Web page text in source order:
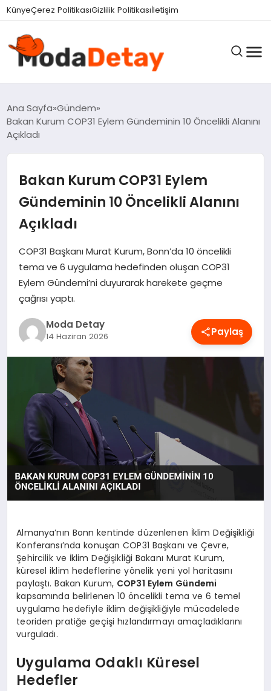
KünyeÇerez PolitikasıGizlilik Politikasıİletişim
GÜNDEM
DÜNYA
EĞITIM
MAGAZIN
SAĞLIK
TEKNOLOJI
YAŞAM
Ana Sayfa Gündem
Bakan Kurum COP31 Eylem Gündeminin 10 Öncelikli Alanını
Açıkladı
Bakan Kurum COP31 Eylem
Gündeminin 10 Öncelikli Alanını
Açıkladı
COP31 Başkanı Murat Kurum, Bonn’da 10 öncelikli
tema ve 6 uygulama hedefinden oluşan COP31
Eylem Gündemi’ni duyurarak harekete geçme
çağrısı yaptı.
Moda Detay
14 Haziran 2026 Paylaş
Almanya’nın Bonn kentinde düzenlenen İklim Değişikliği
Konferansı’nda konuşan COP31 Başkanı ve Çevre,
Şehircilik ve İklim Değişikliği Bakanı Murat Kurum,
küresel iklim hedeflerine yönelik yeni yol haritasını
paylaştı. Bakan Kurum, COP31 Eylem Gündemi
kapsamında belirlenen 10 öncelikli tema ve 6 temel
uygulama hedefiyle iklim değişikliğiyle mücadelede
teoriden pratiğe geçişi hızlandırmayı amaçladıklarını
vurguladı.
Uygulama Odaklı Küresel
Hedefler